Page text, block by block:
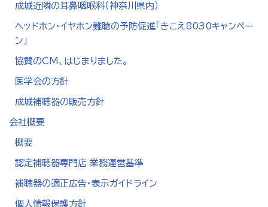
成城近隣の耳鼻咽喉科（神奈川県内）
ヘッドホン・イヤホン難聴の予防促進「きこえ8030キャンペー
ン」
協賛のCM、はじまりました。
医学会の方針
成城補聴器の販売方針
会社概要
概要
認定補聴器専門店 業務運営基準
補聴器の適正広告・表示ガイドライン
個人情報保護方針